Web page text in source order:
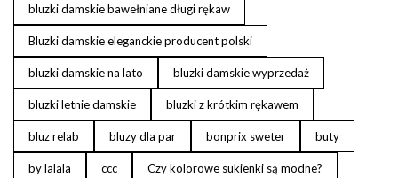
bluzki damskie bawełniane długi rękaw
Bluzki damskie eleganckie producent polski
bluzki damskie na lato bluzki damskie wyprzedaż
bluzki letnie damskie bluzki z krótkim rękawem
bluz relab bluzy dla par bonprix sweter buty
by lalala ccc Czy kolorowe sukienki są modne?